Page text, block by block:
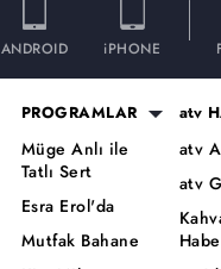
ANDROID iPHONE
PROGRAMLAR
Müge Anlı ile
Tatlı Sert
Esra Erol'da
Mutfak Bahane
atv
atv
atv